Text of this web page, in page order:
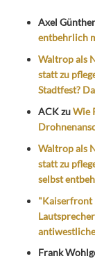
Axel
entbehrlich
Waltrop als
statt zu
Stadtfest?
ACKzuWie
Waltrop als
statt zu
selbst
"Kaiserfront
Frank